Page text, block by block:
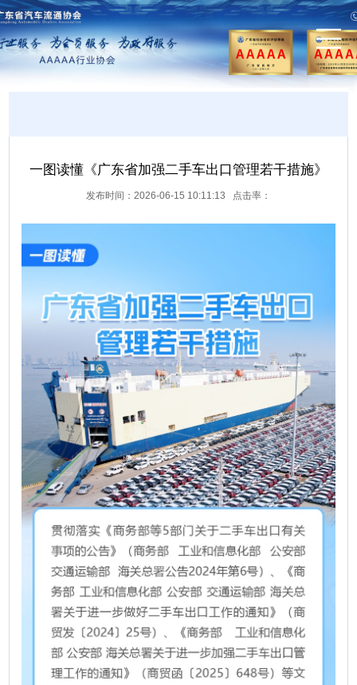
一图读懂《广东省加强二手车出口管理若干措施》
发布时间：2026-06-15 10:11:13 点击率：